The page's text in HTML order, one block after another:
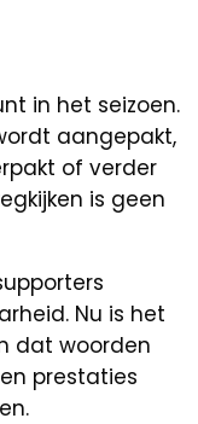
in het seizoen.
aangepakt,
of verder
is geen
Nu is het
dat woorden
prestaties